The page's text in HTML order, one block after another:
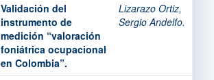
Validación del
instrumento de
medición “valoración
foniátrica ocupacional
en Colombia”.
Lizarazo Ortiz,
Sergio Andelfo.